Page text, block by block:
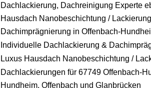
Dachlackierung, Dachreinigung Experte
Hausdach Nanobeschichtung /
Dachimprägnierung in Offenbach-
Individuelle Dachlackierung &
Luxus Hausdach Nanobeschichtung /
Dachlackierungen für 67749 Offenbach-
Hundheim, Offenbach und Glanbrücken